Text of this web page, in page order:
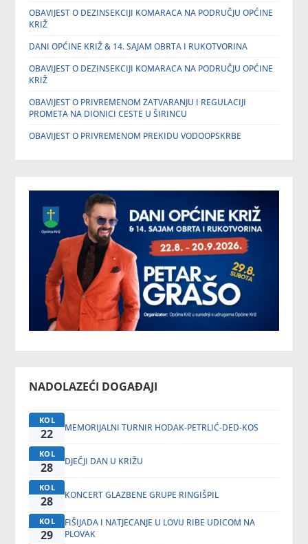
OBAVIJEST O DEZINSEKCIJI KOMARACA NA PODRUČJU OPĆINE
KRIŽ
DANI OPĆINE KRIŽ & 14. SAJAM OBRTA I RUKOTVORINA
OBAVIJEST O DEZINSEKCIJI KOMARACA NA PODRUČJU OPĆINE
KRIŽ
OBAVIJEST O PRIVREMENOM ZATVARANJU I REGULACIJI
PROMETA NA DIONICI CESTE U ŠIRINCU
OBAVIJEST O PRIVREMENOM PREKIDU VODOOPSKRBE
NADOLAZEĆI DOGAĐAJI
KOL
22 MEMORIJALNI TURNIR HODAK-PETRLIĆ-DED-KOS
KOL
28 DJEČJI DAN U KRIŽU
KOL
28 KONCERT GLAZBENE GRUPE RINGIŠPIL
KOL
29
FIŠIJADA I NATJECANJE U LOVU RIBE UDICOM NA
PLOVAK